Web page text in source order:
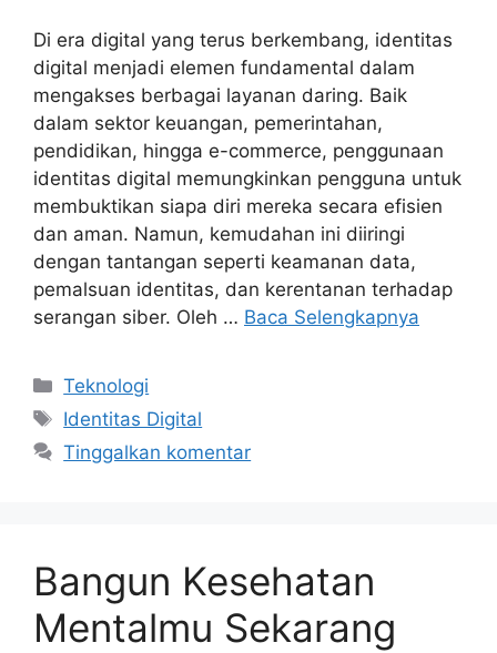
Di era digital yang terus berkembang, identitas
digital menjadi elemen fundamental dalam
mengakses berbagai layanan daring. Baik
dalam sektor keuangan, pemerintahan,
pendidikan, hingga e-commerce, penggunaan
identitas digital memungkinkan pengguna untuk
membuktikan siapa diri mereka secara efisien
dan aman. Namun, kemudahan ini diiringi
dengan tantangan seperti keamanan data,
pemalsuan identitas, dan kerentanan terhadap
serangan siber. Oleh … Baca Selengkapnya
Kategori
Teknologi
Tag
Identitas Digital
Tinggalkan komentar
Bangun Kesehatan
Mentalmu Sekarang